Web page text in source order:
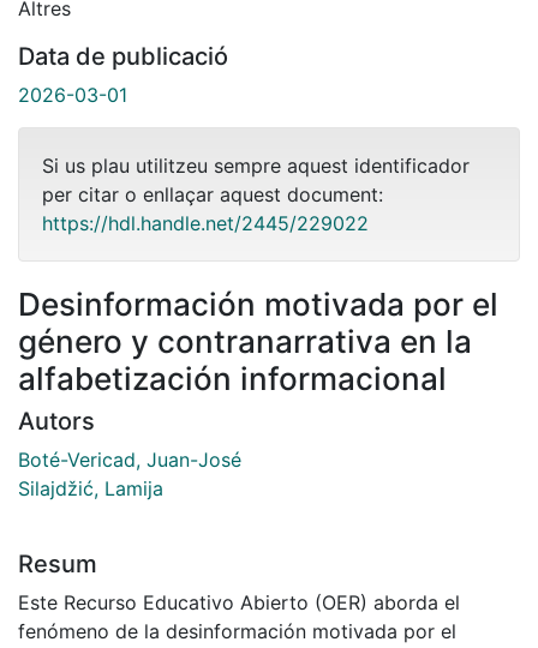
Altres
Data de publicació
2026-03-01
Si us plau utilitzeu sempre aquest identificador
per citar o enllaçar aquest document:
https://hdl.handle.net/2445/229022
Desinformación motivada por el
género y contranarrativa en la
alfabetización informacional
Autors
Boté-Vericad, Juan-José
Silajdžić, Lamija
Resum
Este Recurso Educativo Abierto (OER) aborda el
fenómeno de la desinformación motivada por el